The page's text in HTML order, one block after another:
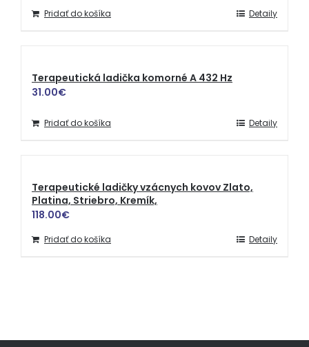
Pridať do košíka Detaily
Terapeutická ladička komorné A 432 Hz
31.00€
Pridať do košíka Detaily
Terapeutické ladičky vzácnych kovov Zlato,
Platina, Striebro, Kremík,
118.00€
Pridať do košíka Detaily